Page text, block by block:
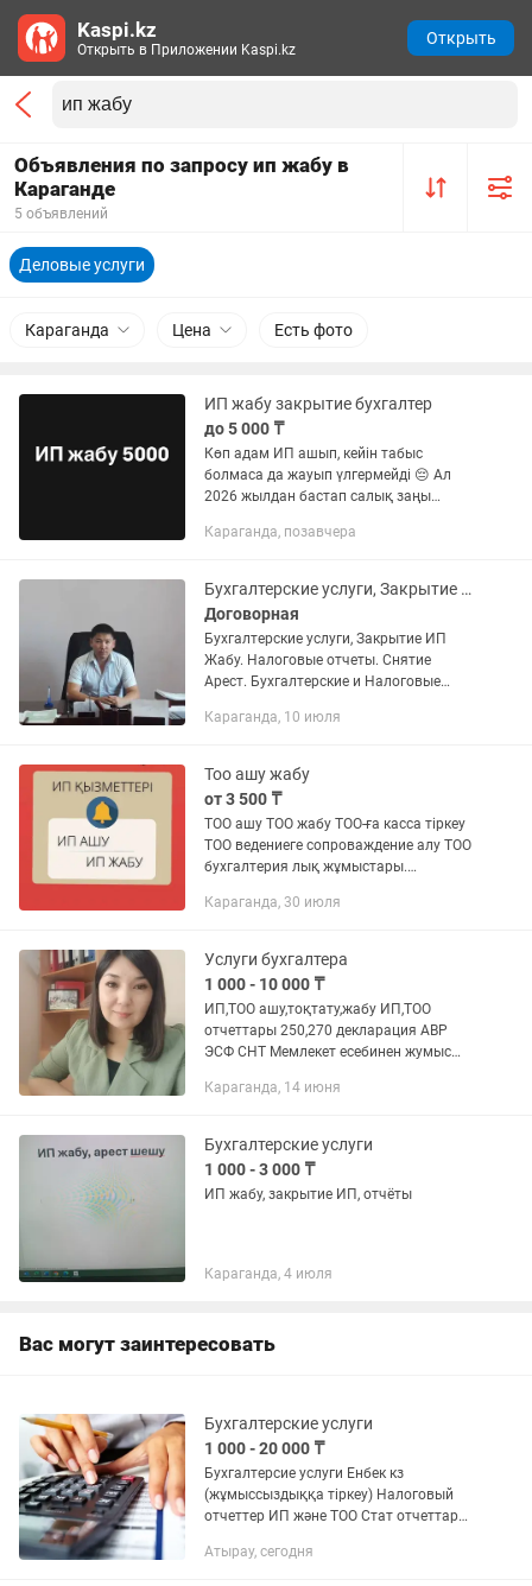
Объявления по запросу ип жабу в
Караганде
5 объявлений
Деловые услуги
Караганда Цена Есть фото
ИП жабу закрытие бухгалтер
до 5 000 ₸
Көп адам ИП ашып, кейін табыс
болмаса да жауып үлгермейді 😔 Ал
2026 жылдан бастап салық заңы
дұрыс шешім. Мен бәрін онлайн, заңды
Караганда, позавчера
Бухгалтерские услуги, Закрытие ИП Жабу. Налоговые отчеты. Снятие Арест.
Договорная
Бухгалтерские услуги, Закрытие ИП
Жабу. Налоговые отчеты. Снятие
Арест. Бухгалтерские и Налоговые
Работаем без выходных с 08.00 до
Караганда, 10 июля
Тоо ашу жабу
от 3 500 ₸
ТОО ашу ТОО жабу ТОО-ға касса тіркеу
ТОО ведениеге сопроваждение алу ТОО
бухгалтерия лық жұмыстары.
ИП жабу ИП -ға касса тіркеу ИП
Караганда, 30 июля
Услуги бухгалтера
1 000 - 10 000 ₸
ИП,ТОО ашу,тоқтату,жабу ИП,ТОО
отчеттары 250,270 декларация АВР
ЭСФ СНТ Мемлекет есебинен жумыс
Караганда, 14 июня
Бухгалтерские услуги
1 000 - 3 000 ₸
ИП жабу, закрытие ИП, отчёты
Караганда, 4 июля
Вас могут заинтересовать
Бухгалтерские услуги
1 000 - 20 000 ₸
Бухгалтерсие услуги Енбек кз
(жұмыссыздыққа тіркеу) Налоговый
отчеттер ИП және ТОО Стат отчеттар
Атырау, сегодня
Kaspi.kz
Открыть в Приложении Kaspi.kz
Открыть